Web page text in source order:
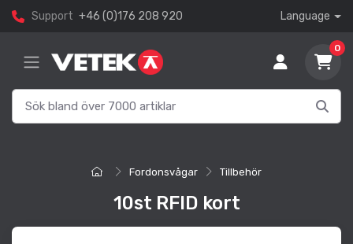
Support +46 (0)176 208 920 Language
0
Fordonsvågar Tillbehör
10st RFID kort